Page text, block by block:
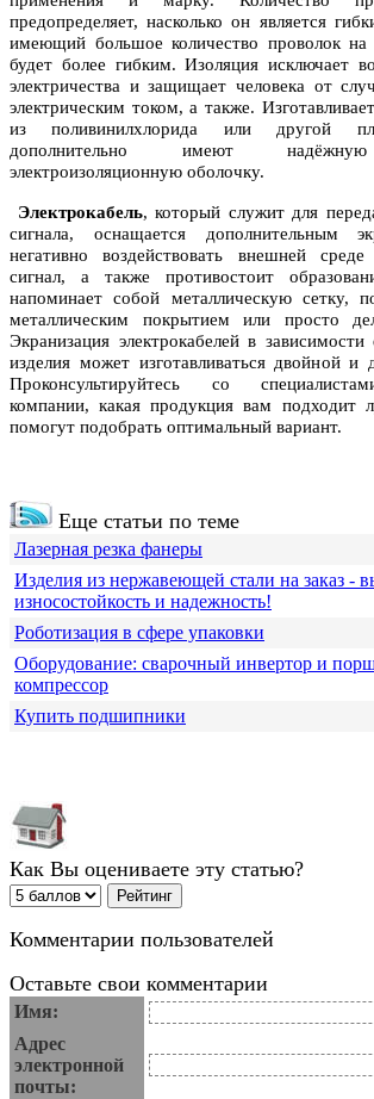
предопределяет, насколько он является
имеющий большое количество проволок
будет более гибким. Изоляция исключает
электричества и защищает человека от
электрическим током, а также.
из поливинилхлорида или другой
дополнительно имеют
электроизоляционную оболочку.
Электрокабель, который служит для
сигнала, оснащается дополнительным
негативно воздействовать внешней
сигнал, а также противостоит
напоминает собой металлическую сетку,
металлическим покрытием или просто
Экранизация электрокабелей в зависимости
изделия может изготавливаться двойной и
Проконсультируйтесь со
компании, какая продукция вам подходит
помогут подобрать оптимальный вариант.
Еще статьи по теме
Лазерная резка фанеры
Изделия из нержавеющей стали на заказ -
износостойкость и надежность!
Роботизация в сфере упаковки
Оборудование: сварочный инвертор и
компрессор
Купить подшипники
Как Вы оцениваете эту статью?
Комментарии пользователей
Оставьте свои комментарии
Имя:
Адрес
электронной
почты: